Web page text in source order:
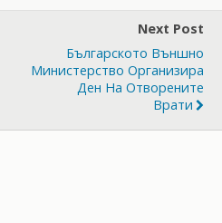
Next Post
Българското Външно
Министерство Организира
Ден На Отворените
Врати